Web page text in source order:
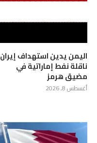
اليمن يدين استهداف إيران
ناقلة نفط إماراتية في
مضيق هرمز
أغسطس 8, 2026